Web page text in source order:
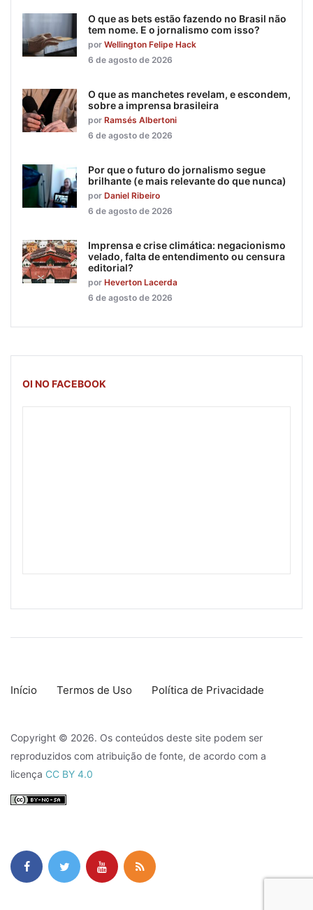
O que as bets estão fazendo no Brasil não
tem nome. E o jornalismo com isso?
por Wellington Felipe Hack
6 de agosto de 2026
O que as manchetes revelam, e escondem,
sobre a imprensa brasileira
por Ramsés Albertoni
6 de agosto de 2026
Por que o futuro do jornalismo segue
brilhante (e mais relevante do que nunca)
por Daniel Ribeiro
6 de agosto de 2026
Imprensa e crise climática: negacionismo
velado, falta de entendimento ou censura
editorial?
por Heverton Lacerda
6 de agosto de 2026
OI NO FACEBOOK
Início Termos de Uso Política de Privacidade
Copyright © 2026. Os conteúdos deste site podem ser
reproduzidos com atribuição de fonte, de acordo com a
licença CC BY 4.0